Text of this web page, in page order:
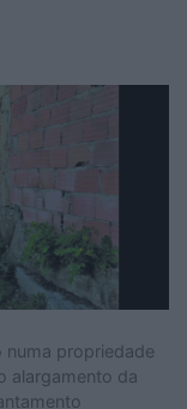
propriedade
alargamento da